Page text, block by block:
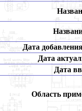
Дата
Дата
Дата
Область